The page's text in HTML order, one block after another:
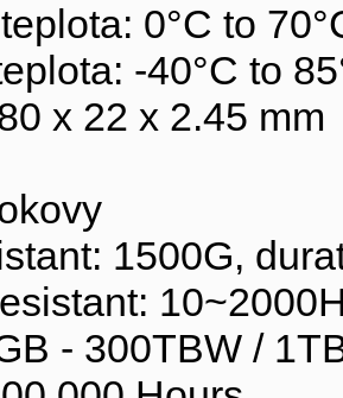
0°C to
-40°C to
x 22 x 2.45 mm
1500G,
- 300TBW /